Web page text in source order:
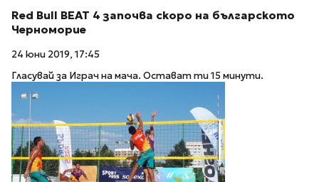
Red Bull BEAT 4 започва скоро на българското
Черноморие
24 юни 2019, 17:45
Гласувай за Играч на мача. Остават ти 15 минути.